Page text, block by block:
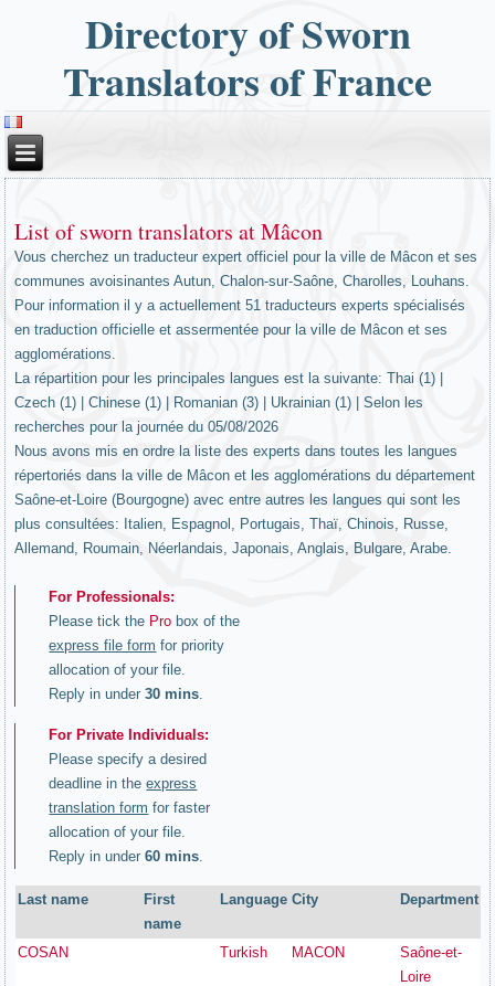
Directory of Sworn
Translators of France
List of sworn translators at Mâcon
Vous cherchez un traducteur expert officiel pour la ville de Mâcon et ses
communes avoisinantes Autun, Chalon-sur-Saône, Charolles, Louhans.
Pour information il y a actuellement 51 traducteurs experts spécialisés
en traduction officielle et assermentée pour la ville de Mâcon et ses
agglomérations.
La répartition pour les principales langues est la suivante: Thai (1) |
Czech (1) | Chinese (1) | Romanian (3) | Ukrainian (1) | Selon les
recherches pour la journée du 05/08/2026
Nous avons mis en ordre la liste des experts dans toutes les langues
répertoriés dans la ville de Mâcon et les agglomérations du département
Saône-et-Loire (Bourgogne) avec entre autres les langues qui sont les
plus consultées: Italien, Espagnol, Portugais, Thaï, Chinois, Russe,
Allemand, Roumain, Néerlandais, Japonais, Anglais, Bulgare, Arabe.
For Professionals:
Please tick the Pro box of the
express file form for priority
allocation of your file.
Reply in under30 mins.
For Private Individuals:
Please specify a desired
deadline in theexpress
translation form for faster
allocation of your file.
Reply in under60 mins.
Last name
First
name
Language City Department
COSAN Turkish MACON
Saône-et-
Loire